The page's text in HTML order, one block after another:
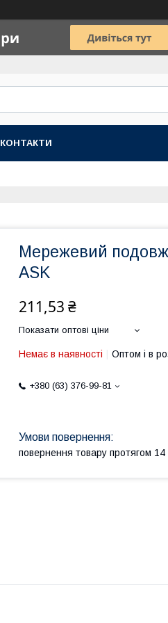
КОНТАКТИ
Мережевий
ASK
211,53 ₴
Показати оптові ціни
Немає в наявності Оптом і в
+380 (63) 376-99-81
повернення товару протягом 14